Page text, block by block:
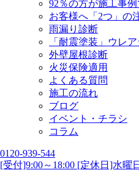
92％の方が施工事
お客様へ「2つ」の
雨漏り診断
「耐震塗装」ウレ
外壁屋根診断
火災保険適用
よくある質問
施工の流れ
ブログ
イベント・チラシ
コラム
0120-939-544
[受付]9:00～18:00 [定休日]水曜日